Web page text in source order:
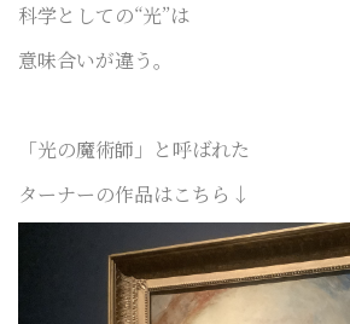
科学としての“光”は
意味合いが違う。
「光の魔術師」と呼ばれた
ターナーの作品はこちら↓